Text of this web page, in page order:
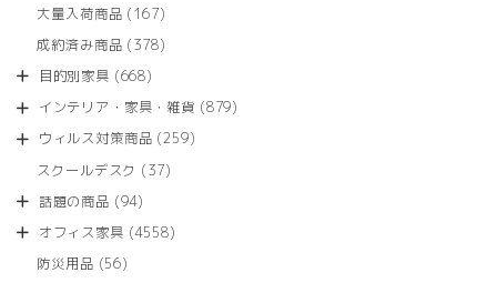
商
の
商
大量入荷商品 167167
の
成約済み商品 378378
商
目的別家具 668668
の
商
インテリア・家具・雑貨 879879
ウィルス対策商品 259259
スクールデスク 3737
商
話題の商品 9494
の
オフィス家具 45584558
防災用品 5656